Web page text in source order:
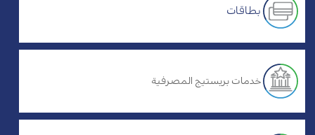
بطاقات
خدمات بريستيج المصرفية